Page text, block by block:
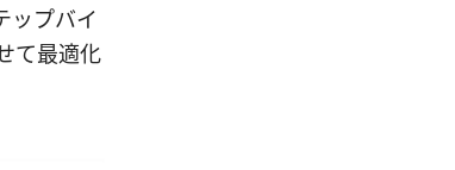
ップバイ
て最適化